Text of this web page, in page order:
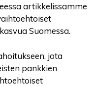
artikkelissamme
Suomessa.
jota
pankkien